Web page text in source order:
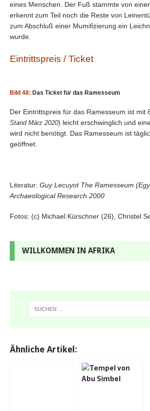
eines Menschen. Der Fuß stammte von
erkennt zum Teil noch die Reste von
zum Abschluß einer Mumifizierung ein
wurde.
Eintrittspreis / Ticket
Bild 48: Das Ticket für das Ramesseum
Der Eintrittspreis für das Ramesseum ist mit
Stand März 2020) leicht erschwinglich und
wird nicht benötigt. Das Ramesseum ist
geöffnet.
Literatur: Guy Lecuyot The Ramesseum
Archaeological Research 2000
Fotos: (c) Michael Kürschner (26), Christel
WILLKOMMEN IN AFRIKA
Ähnliche Artikel: